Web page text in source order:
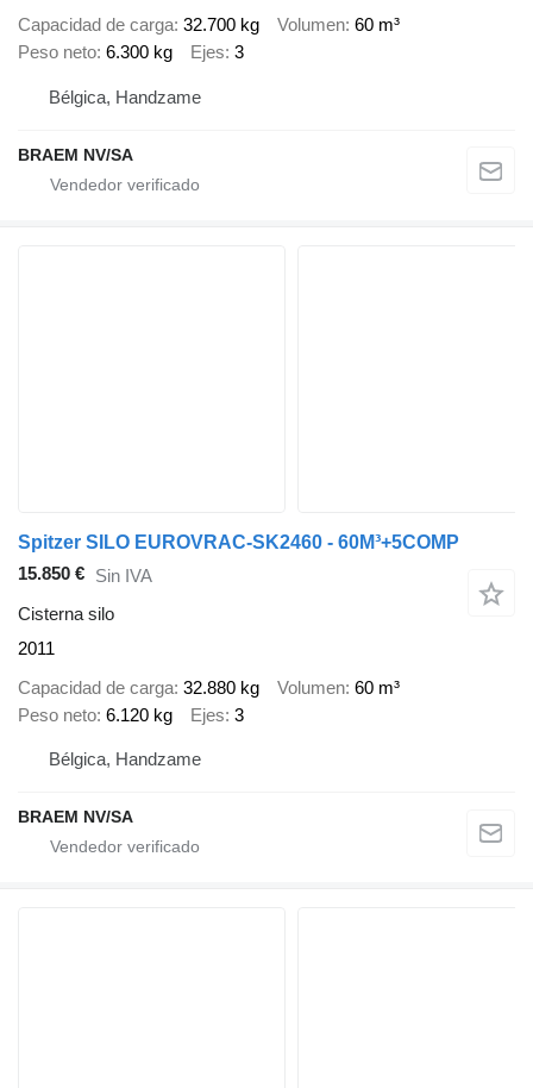
Capacidad de carga 32.700 kg Volumen 60 m³
Peso neto 6.300 kg Ejes 3
Bélgica, Handzame
BRAEM NV/SA
Spitzer SILO EUROVRAC-SK2460 - 60M³+5COMP
15.850 € Sin IVA
Cisterna silo
2011
Capacidad de carga 32.880 kg Volumen 60 m³
Peso neto 6.120 kg Ejes 3
Bélgica, Handzame
BRAEM NV/SA